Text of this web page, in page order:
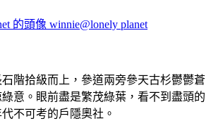
winnie@lonely planet
階拾級而上，參道兩旁參天古杉鬱鬱蒼
意。眼前盡是繁茂綠葉，看不到盡頭的
不可考的戶隱奧社。